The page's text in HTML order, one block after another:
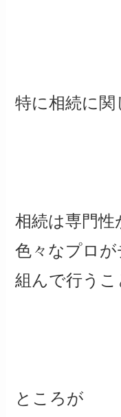
特に相続に
相続は専門性
色々なプロが
組んで行う
ところが